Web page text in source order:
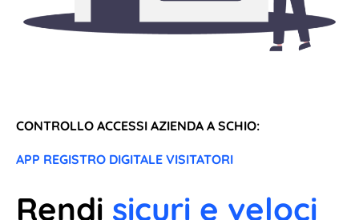
CONTROLLO ACCESSI AZIENDA A SCHIO:
APP REGISTRO DIGITALE VISITATORI
Rendi sicuri e veloci